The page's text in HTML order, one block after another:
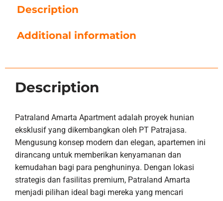
Description
Additional information
Description
Patraland Amarta Apartment adalah proyek hunian
eksklusif yang dikembangkan oleh PT Patrajasa.
Mengusung konsep modern dan elegan, apartemen ini
dirancang untuk memberikan kenyamanan dan
kemudahan bagi para penghuninya. Dengan lokasi
strategis dan fasilitas premium, Patraland Amarta
menjadi pilihan ideal bagi mereka yang mencari